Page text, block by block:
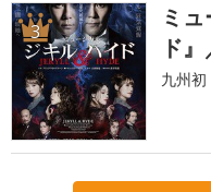
3
ミ
ド
九州初